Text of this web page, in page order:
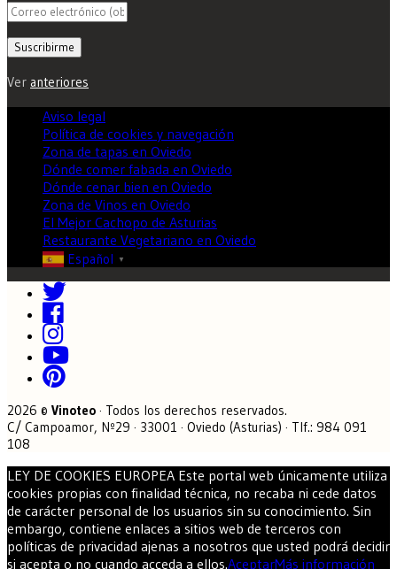
Ver anteriores
Aviso legal
Política de cookies y navegación
Zona de tapas en Oviedo
Dónde comer fabada en Oviedo
Dónde cenar bien en Oviedo
Zona de Vinos en Oviedo
El Mejor Cachopo de Asturias
Restaurante Vegetariano en Oviedo
Español ▼
2026 © Vinoteo · Todos los derechos reservados.
C/ Campoamor, Nº29 · 33001 · Oviedo (Asturias) · Tlf.: 984 091
108
LEY DE COOKIES EUROPEA Este portal web únicamente utiliza
cookies propias con finalidad técnica, no recaba ni cede datos
de carácter personal de los usuarios sin su conocimiento. Sin
embargo, contiene enlaces a sitios web de terceros con
políticas de privacidad ajenas a nosotros que usted podrá decidir
si acepta o no cuando acceda a ellos.AceptarMás información